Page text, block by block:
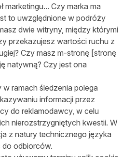
marketingu... Czy marka ma
to uwzględnione w podróży
dwie witryny, między którymi
przekazujesz wartości ruchu z
Czy masz m-stronę [stronę
natywną? Czy jest ona
w ramach śledzenia polega
informacji przez
do reklamodawcy, w celu
nierozstrzygniętych kwestii. W
z natury technicznego języka
do odbiorców.